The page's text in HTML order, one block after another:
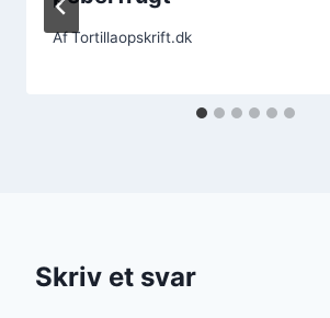
AfTortillaopskrift.dk
Skriv et svar